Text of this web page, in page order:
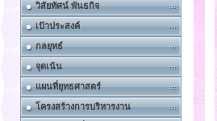
วิสัยทัศน์ พันธกิจ
เป้าประสงค์
กลยุทธ์
จุดเน้น
แผนที่ยุทธศาสตร์
โครงสร้างการบริหารงาน